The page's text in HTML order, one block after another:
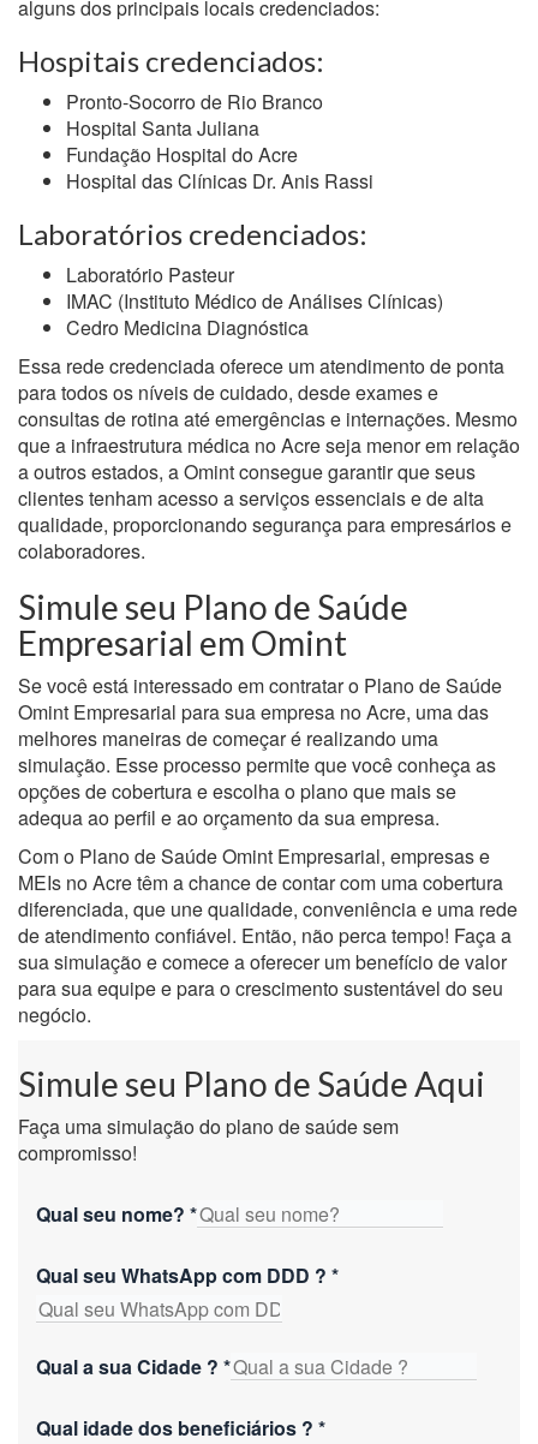
alguns dos principais locais credenciados:
Hospitais credenciados:
Pronto-Socorro de Rio Branco
Hospital Santa Juliana
Fundação Hospital do Acre
Hospital das Clínicas Dr. Anis Rassi
Laboratórios credenciados:
Laboratório Pasteur
IMAC (Instituto Médico de Análises Clínicas)
Cedro Medicina Diagnóstica
Essa rede credenciada oferece um atendimento de ponta
para todos os níveis de cuidado, desde exames e
consultas de rotina até emergências e internações. Mesmo
que a infraestrutura médica no Acre seja menor em relação
a outros estados, a Omint consegue garantir que seus
clientes tenham acesso a serviços essenciais e de alta
qualidade, proporcionando segurança para empresários e
colaboradores.
Simule seu Plano de Saúde
Empresarial em Omint
Se você está interessado em contratar o Plano de Saúde
Omint Empresarial para sua empresa no Acre, uma das
melhores maneiras de começar é realizando uma
simulação. Esse processo permite que você conheça as
opções de cobertura e escolha o plano que mais se
adequa ao perfil e ao orçamento da sua empresa.
Com o Plano de Saúde Omint Empresarial, empresas e
MEIs no Acre têm a chance de contar com uma cobertura
diferenciada, que une qualidade, conveniência e uma rede
de atendimento confiável. Então, não perca tempo! Faça a
sua simulação e comece a oferecer um benefício de valor
para sua equipe e para o crescimento sustentável do seu
negócio.
Simule seu Plano de Saúde Aqui
Faça uma simulação do plano de saúde sem
compromisso!
Qual seu nome? *
Qual seu WhatsApp com DDD ? *
Qual a sua Cidade ? *
Qual idade dos beneficiários ? *